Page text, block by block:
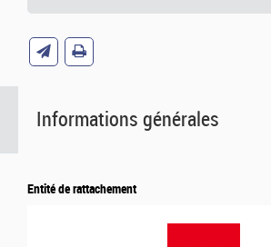
Informations générales
Entité de rattachement